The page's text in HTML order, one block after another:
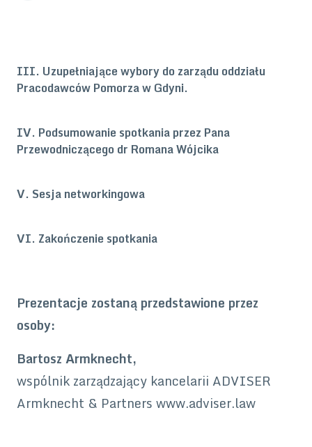
III. Uzupełniające wybory do zarządu oddziału
Pracodawców Pomorza w Gdyni.
IV. Podsumowanie spotkania przez Pana
Przewodniczącego dr Romana Wójcika
V. Sesja networkingowa
VI. Zakończenie spotkania
Prezentacje zostaną przedstawione przez
osoby:
Bartosz Armknecht,
wspólnik zarządzający kancelarii ADVISER
Armknecht & Partners www.adviser.law